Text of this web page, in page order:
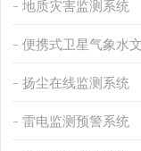
地质灾害监测系统
扬尘在线监测系统
雷电监测预警系统